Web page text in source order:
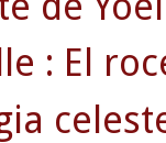
: El